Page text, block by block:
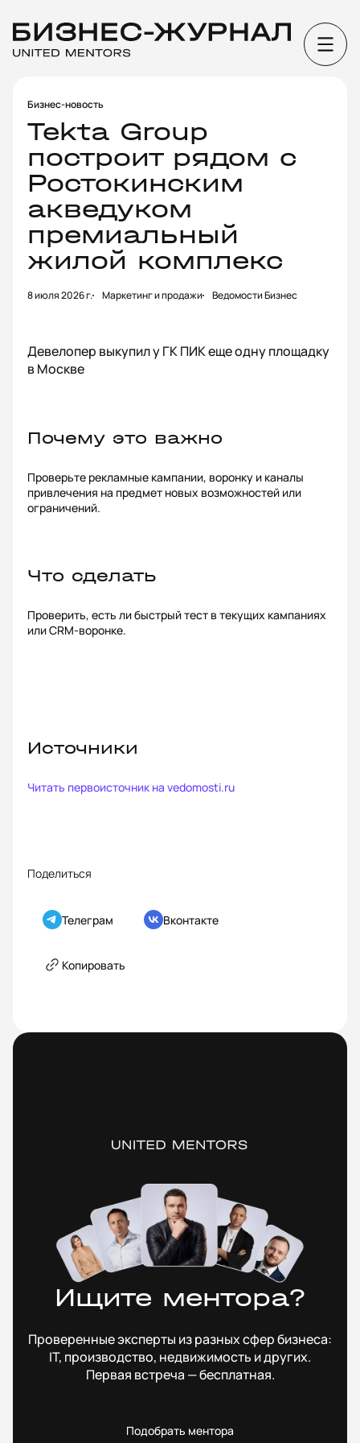
Бизнес-новость
Tekta Group
построит рядом с
Ростокинским
акведуком
премиальный
жилой комплекс
8 июля 2026 г. Маркетинг и продажи Ведомости Бизнес
Девелопер выкупил у ГК ПИК еще одну площадку
в Москве
Почему это важно
Проверьте рекламные кампании, воронку и каналы
привлечения на предмет новых возможностей или
ограничений.
Что сделать
Проверить, есть ли быстрый тест в текущих кампаниях
или CRM-воронке.
Источники
Читать первоисточник на vedomosti.ru
Поделиться
Телеграм Вконтакте
Копировать
Ищите ментора?
Проверенные эксперты из разных сфер бизнеса:
IT, производство, недвижимость и других.
Первая встреча — бесплатная.
Подобрать ментора